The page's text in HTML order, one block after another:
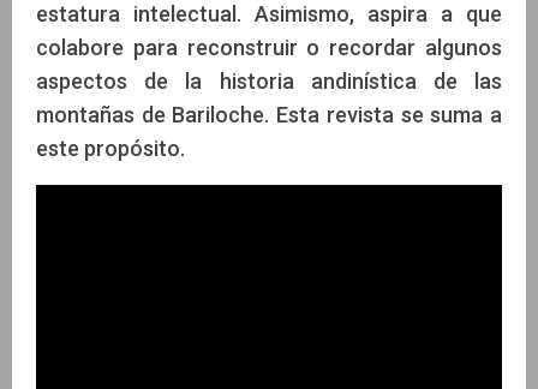
estatura intelectual. Asimismo, aspira a que
colabore para reconstruir o recordar algunos
aspectos de la historia andinística de las
montañas de Bariloche. Esta revista se suma a
este propósito.